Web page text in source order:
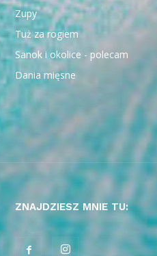
Zupy
Tuż za rogiem
Sanok i okolice - polecam
Dania mięsne
ZNAJDZIESZ MNIE TU: